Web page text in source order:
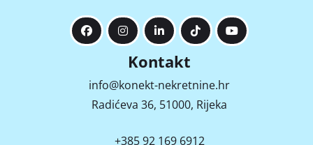
Kontakt
info@konekt-nekretnine.hr
Radićeva 36, 51000, Rijeka
+385 92 169 6912